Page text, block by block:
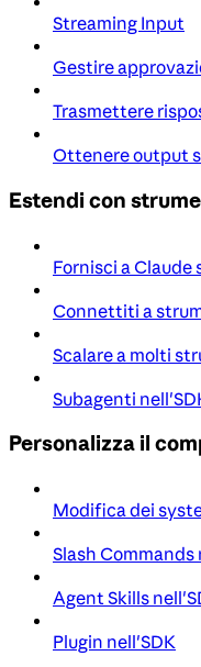
Streaming Input
Gestire
Trasmettere
Ottenere output
Estendi con
Fornisci a
Connettiti a
Scalare a molti
Subagenti
Personalizza il
Modifica dei
Slash Commands
Agent Skills
Plugin nell'SDK